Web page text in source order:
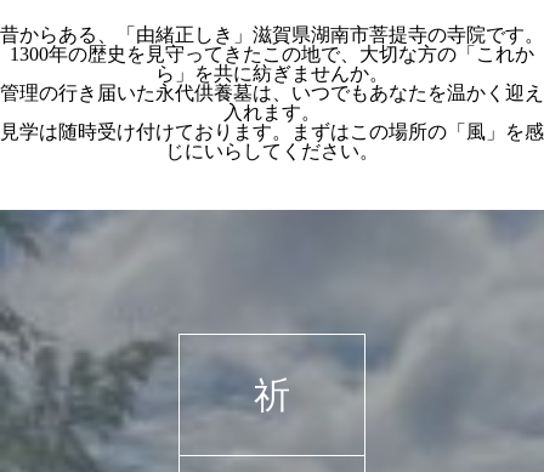
昔からある、「由緒正しき」滋賀県湖南市菩提寺の寺院です。
1300年の歴史を見守ってきたこの地で、大切な方の「これか
ら」を共に紡ぎませんか。
管理の行き届いた永代供養墓は、いつでもあなたを温かく迎え
入れます。
見学は随時受け付けております。まずはこの場所の「風」を感
じにいらしてください。
祈